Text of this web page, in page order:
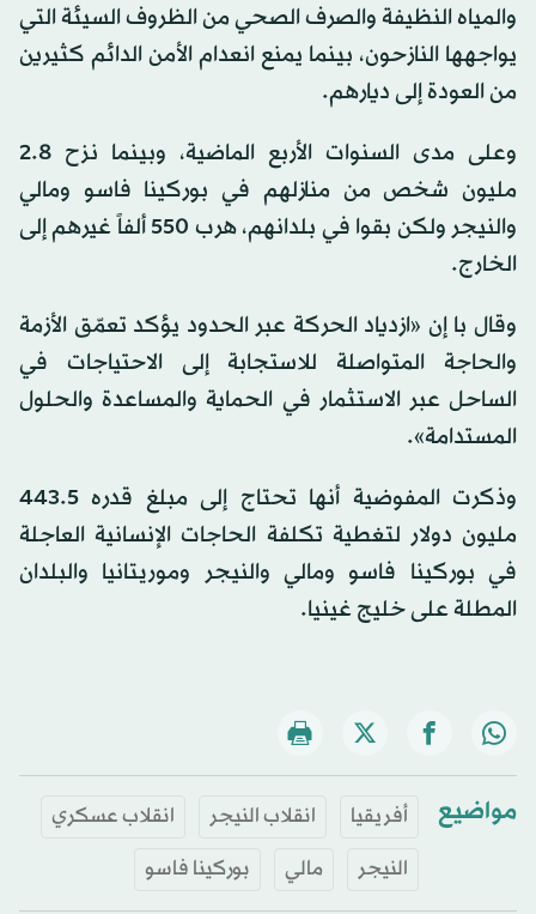
والمياه النظيفة والصرف الصحي من الظروف السيئة التي
يواجهها النازحون، بينما يمنع انعدام الأمن الدائم كثيرين
من العودة إلى ديارهم.
وعلى مدى السنوات الأربع الماضية، وبينما نزح 2.8
مليون شخص من منازلهم في بوركينا فاسو ومالي
والنيجر ولكن بقوا في بلدانهم، هرب 550 ألفاً غيرهم إلى
الخارج.
وقال با إن «ازدياد الحركة عبر الحدود يؤكد تعمّق الأزمة
والحاجة المتواصلة للاستجابة إلى الاحتياجات في
الساحل عبر الاستثمار في الحماية والمساعدة والحلول
المستدامة».
وذكرت المفوضية أنها تحتاج إلى مبلغ قدره 443.5
مليون دولار لتغطية تكلفة الحاجات الإنسانية العاجلة
في بوركينا فاسو ومالي والنيجر وموريتانيا والبلدان
المطلة على خليج غينيا.
مواضيع أفريقيا انقلاب النيجر
انقلاب عسكري
النيجر
مالي بوركينا فاسو